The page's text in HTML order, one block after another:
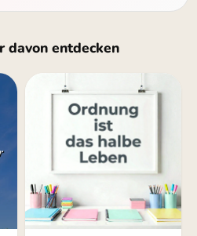
davon entdecken
für Facebook